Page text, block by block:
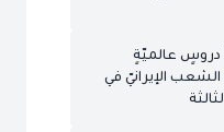
آية اللّه الأعرافي: 8 دروسٍ عالميّةٍ
الإيرانيّ في